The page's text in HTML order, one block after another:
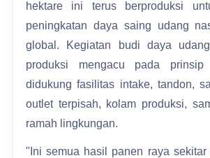
hektare ini terus berproduksi
peningkatan daya saing udang
global. Kegiatan budi daya
produksi mengacu pada prinsip
didukung fasilitas intake, tandon,
outlet terpisah, kolam produksi,
ramah lingkungan.
"Ini semua hasil panen raya